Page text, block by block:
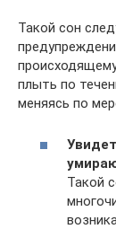
Такой сон
плыть по
меняясь по
Такой